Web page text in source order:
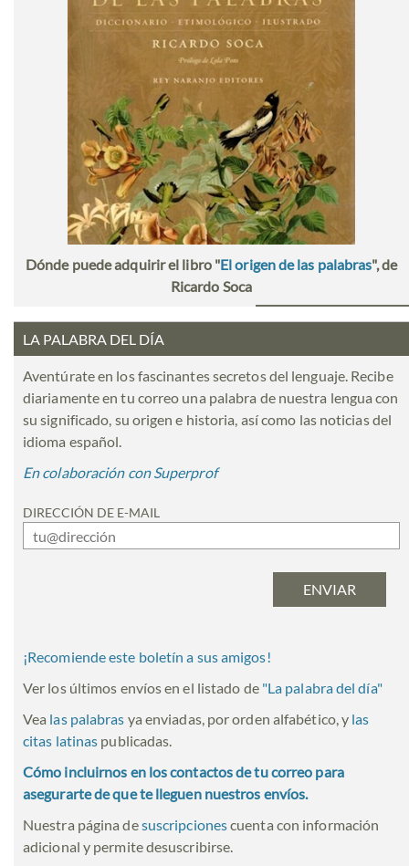
Dónde puede adquirir el libro "El origen de las palabras", de
Ricardo Soca
LA PALABRA DEL DÍA
Aventúrate en los fascinantes secretos del lenguaje. Recibe
diariamente en tu correo una palabra de nuestra lengua con
su significado, su origen e historia, así como las noticias del
idioma español.
En colaboración con Superprof
DIRECCIÓN DE E-MAIL
¡Recomiende este boletín a sus amigos!
Ver los últimos envíos en el listado de "La palabra del día"
Vea las palabras ya enviadas, por orden alfabético, y las
citas latinas publicadas.
Cómo incluirnos en los contactos de tu correo para
asegurarte de que te lleguen nuestros envíos.
Nuestra página desuscripcionescuenta con información
adicional y permite desuscribirse.